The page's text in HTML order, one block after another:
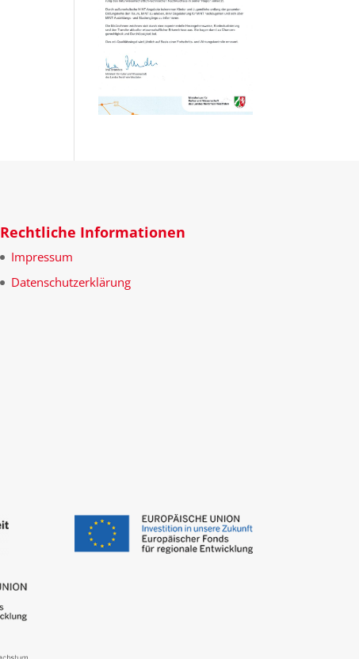
Rechtliche Informationen
Impressum
Datenschutzerklärung